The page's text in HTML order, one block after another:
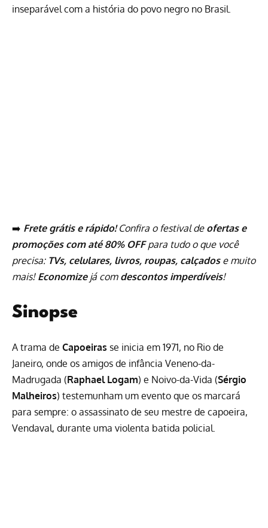
inseparável com a história do povo negro no Brasil.
➡️ Frete grátis e rápido!Confira o festival de ofertas e
promoções com até 80% OFFpara tudo o que você
precisa: TVs, celulares, livros, roupas, calçadose muito
mais! Economizejá com descontos imperdíveis!
Sinopse
A trama de Capoeiras se inicia em 1971, no Rio de
Janeiro, onde os amigos de infância Veneno-da-
Madrugada (Raphael Logam) e Noivo-da-Vida (Sérgio
Malheiros) testemunham um evento que os marcará
para sempre: o assassinato de seu mestre de capoeira,
Vendaval, durante uma violenta batida policial.